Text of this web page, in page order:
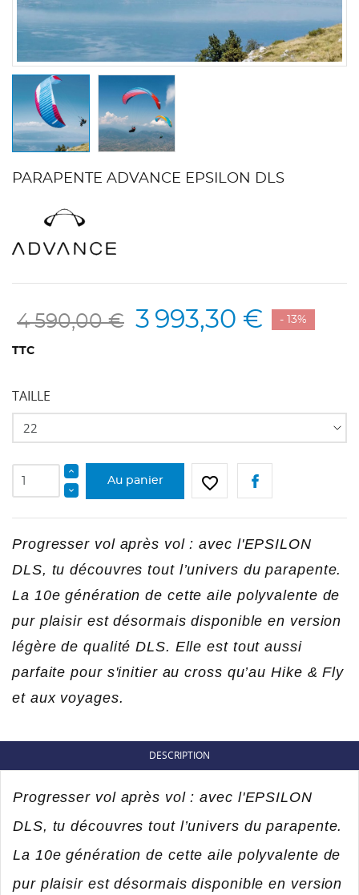
PARAPENTE ADVANCE EPSILON DLS
4 590,00 € 3 993,30 € - 13%
TTC
TAILLE
Au panier favorite_border
Progresser vol après vol : avec l'EPSILON
DLS, tu découvres tout l’univers du parapente.
La 10e génération de cette aile polyvalente de
pur plaisir est désormais disponible en version
légère de qualité DLS. Elle est tout aussi
parfaite pour s'initier au cross qu’au Hike & Fly
et aux voyages.
DESCRIPTION
Progresser vol après vol : avec l'EPSILON
DLS, tu découvres tout l’univers du parapente.
La 10e génération de cette aile polyvalente de
pur plaisir est désormais disponible en version
AJOUTER À MA LISTE D'ENVIES
add_circle_outline Créer une nouvelle liste
CRÉER UNE LISTE D'ENVIES
NOM DE LA LISTE D'ENVIES
Annuler Créer une liste d'envies
CONNEXION
Vous devez être connecté pour ajouter des produits